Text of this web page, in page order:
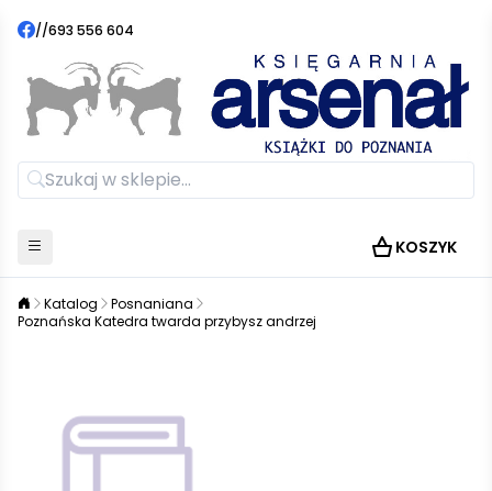
//693 556 604
KOSZYK
Katalog
Posnaniana
Poznańska Katedra twarda przybysz andrzej